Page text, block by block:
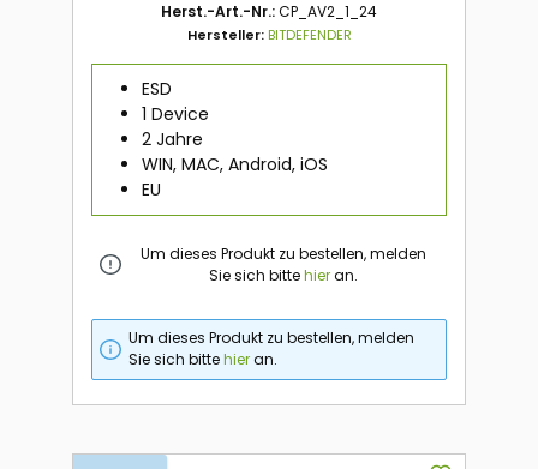
Herst.-Art.-Nr.:CP_AV2_1_24
Hersteller:BITDEFENDER
ESD
1 Device
2 Jahre
WIN, MAC, Android, iOS
EU
Um dieses Produkt zu bestellen, melden
Sie sich bittehieran.
Um dieses Produkt zu bestellen, melden
Sie sich bittehieran.